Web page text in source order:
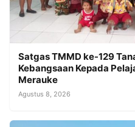
Satgas TMMD ke-129
Kebangsaan Kepada
Merauke
Agustus 8, 2026